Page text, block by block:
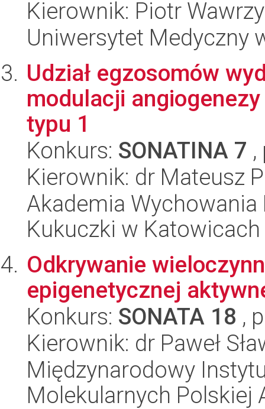
Kierownik: Piotr
Uniwersytet Medyczny
Udział egzosomów
modulacji
typu 1
Konkurs: SONATINA 7
Kierownik: dr Mateusz
Akademia
Kukuczki w Katowicach
Odkrywanie
epigenetycznej
Konkurs: SONATA 18 ,
Kierownik: dr Paweł
Międzynarodowy
Molekularnych Polskiej